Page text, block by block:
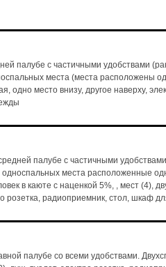
палубе с частичными удобствами
места (места расположены
одно место внизу, другое наверху,
палубе с частичными
места расположенные
в каюте с наценкой 5%, , мест (4),
розетка, радиоприемник, стол, шкаф
палубе со всеми удобствами.